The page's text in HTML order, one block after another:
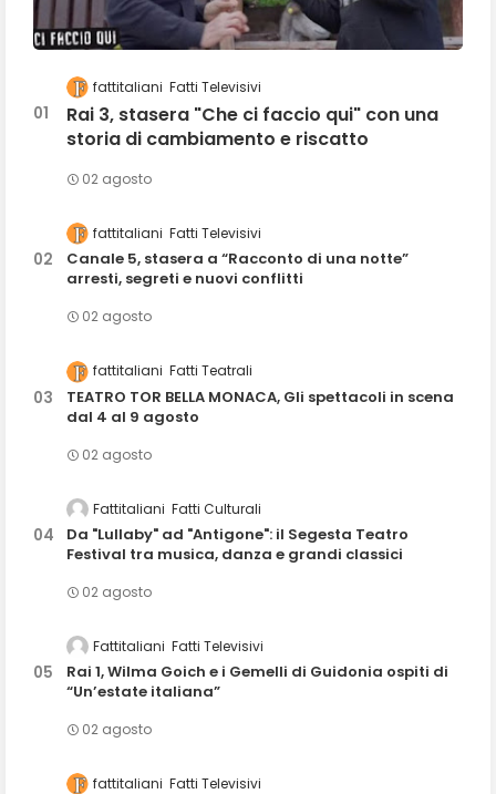
fattitaliani Fatti Televisivi
Rai 3, stasera "Che ci faccio qui" con una
storia di cambiamento e riscatto
02 agosto
fattitaliani Fatti Televisivi
Canale 5, stasera a “Racconto di una notte”
arresti, segreti e nuovi conflitti
02 agosto
fattitaliani Fatti Teatrali
TEATRO TOR BELLA MONACA, Gli spettacoli in scena
dal 4 al 9 agosto
02 agosto
Fattitaliani Fatti Culturali
Da "Lullaby" ad "Antigone": il Segesta Teatro
Festival tra musica, danza e grandi classici
02 agosto
Fattitaliani Fatti Televisivi
Rai 1, Wilma Goich e i Gemelli di Guidonia ospiti di
“Un’estate italiana”
02 agosto
fattitaliani Fatti Televisivi